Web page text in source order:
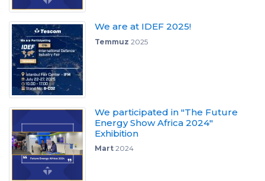
We are at IDEF 2025!
Temmuz 2025
We participated in "The Future
Energy Show Africa 2024"
Exhibition
Mart2024